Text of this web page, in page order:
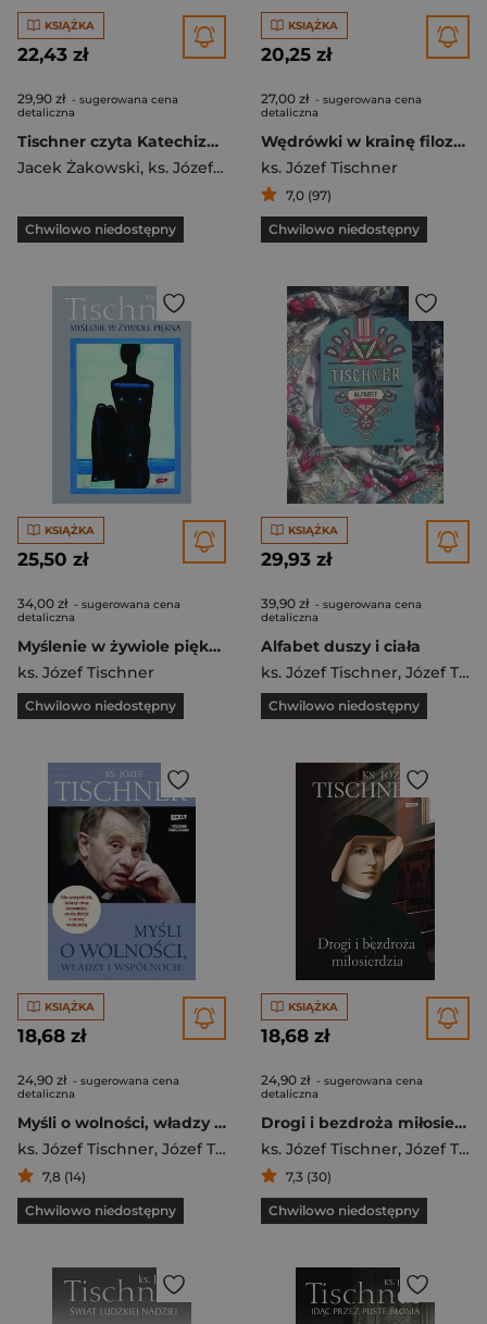
KSIĄŻKA
22,43 zł
29,90 zł - sugerowana cena
detaliczna
Tischner czyta Katechizm. Rozmowy o Katechizmie
Jacek Żakowski, ks. Józef Tischner
Chwilowo niedostępny
KSIĄŻKA
20,25 zł
27,00 zł - sugerowana cena
detaliczna
Wędrówki w krainę filozofów
ks. Józef Tischner
7,0 (97)
Chwilowo niedostępny
KSIĄŻKA
25,50 zł
34,00 zł - sugerowana cena
detaliczna
Myślenie w żywiole piękna
ks. Józef Tischner
Chwilowo niedostępny
KSIĄŻKA
29,93 zł
39,90 zł - sugerowana cena
detaliczna
Alfabet duszy i ciała
ks. Józef Tischner, Józef Tischner
Chwilowo niedostępny
KSIĄŻKA
18,68 zł
24,90 zł - sugerowana cena
detaliczna
Myśli o wolności, władzy i wspólnocie
ks. Józef Tischner, Józef Tischner
7,8 (14)
Chwilowo niedostępny
KSIĄŻKA
18,68 zł
24,90 zł - sugerowana cena
detaliczna
Drogi i bezdroża miłosierdzia
ks. Józef Tischner, Józef Tischner
7,3 (30)
Chwilowo niedostępny